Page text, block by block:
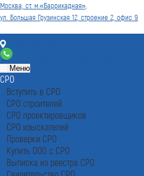
Москва, ст. м.«Баррикадная»,
ул. Большая Грузинская 12, строение 2, офис 9
Контакты
Меню
СРО
Вступить в СРО
СРО строителей
СРО проектировщиков
СРО изыскателей
Проверки СРО
Купить ООО с СРО
Выписка из реестра СРО